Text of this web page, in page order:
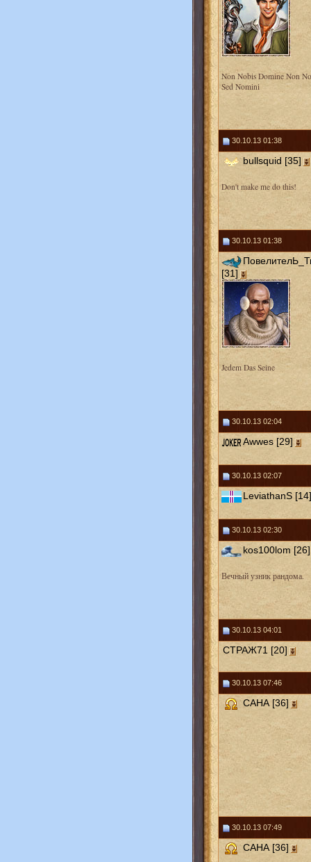
Non Nobis Domine Non
Sed Nomini
30.10.13 01:38
bullsquid [35]
Don't make me do this!
30.10.13 01:38
[31]
Jedem Das Seine
30.10.13 02:04
Awwes [29]
30.10.13 02:07
LeviathanS [14]
30.10.13 02:30
kos100lom [26]
Вечный узник рандома.
30.10.13 04:01
СТРАЖ71 [20]
30.10.13 07:46
САНА [36]
30.10.13 07:49
САНА [36]